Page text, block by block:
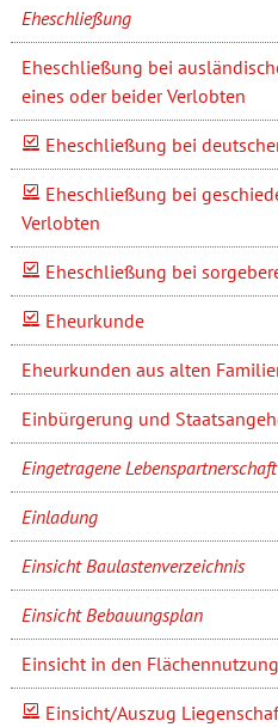
Eheschließung
Eheschließung bei
eines oder beider Verlobten
Eheschließung bei
Eheschließung bei
Verlobten
Eheschließung bei
Eheurkunde
Eheurkunden aus alten
Einbürgerung und
Eingetragene Lebenspartnerschaft
Einladung
Einsicht Baulastenverzeichnis
Einsicht Bebauungsplan
Einsicht in den
Einsicht/Auszug